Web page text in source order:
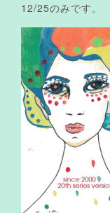
12/25のみです。